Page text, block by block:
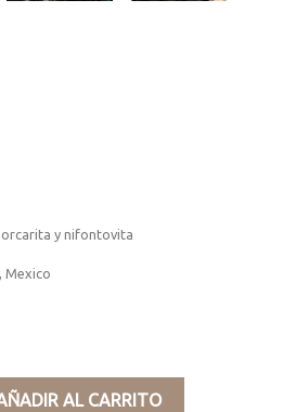
y nifontovita
Mexico
AL CARRITO